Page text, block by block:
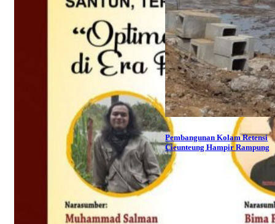
Pembangunan Kolam Retensi
Cieunteung Hampir Rampung